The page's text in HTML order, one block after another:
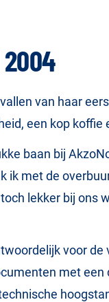
2004
van haar
een kop
baan bij
ik met de
lekker bij ons
voor
met